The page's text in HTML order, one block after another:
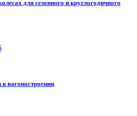
для сезонного и круглогодичного
вагоностроении